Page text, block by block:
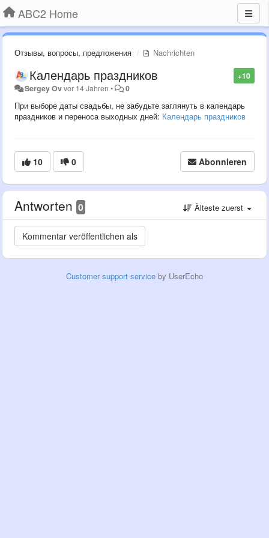
ABC2 Home
Отзывы, вопросы, предложения Nachrichten
+10
Календарь праздников
Sergey Ovvor 14 Jahren • 0
При выборе даты свадьбы, не забудьте заглянуть в календарь
праздников и переноса выходных дней: Календарь праздников
10 0 Abonnieren
Antworten 0 Älteste zuerst
Customer support service by UserEcho